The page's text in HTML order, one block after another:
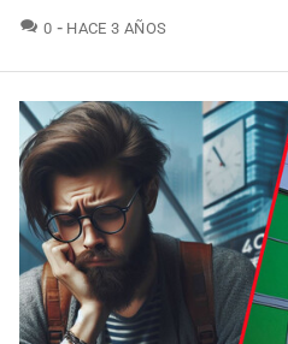
0 COMENTARIOS
HACE 3 AÑOS